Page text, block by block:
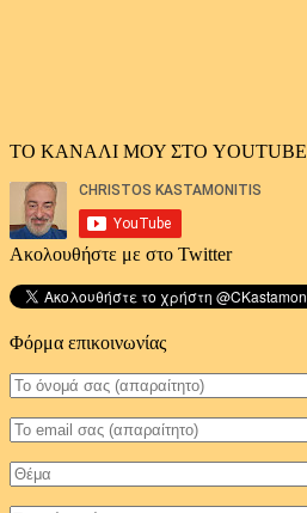
ΤΟ ΚΑΝΑΛΙ ΜΟΥ ΣΤΟ YOUTUBE
Ακολουθήστε με στο Twitter
Φόρμα επικοινωνίας